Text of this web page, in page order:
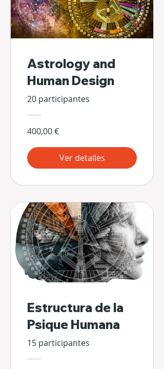
Astrology and
Human Design
20 participantes
400,00 €
Ver detalles
Estructura de la
Psique Humana
15 participantes